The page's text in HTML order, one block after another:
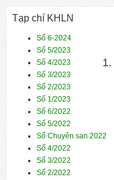
Tạp chí KHLN
Số 6-2024
Số 5/2023
Số 4/2023
Số 3/2023
Số 2/2023
Số 1/2023
Số 6/2022
Số 5/2022
Số Chuyên san 2022
Số 4/2022
Số 3/2022
Số 2/2022